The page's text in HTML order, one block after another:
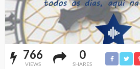
766
VIEWS
0
SHARES